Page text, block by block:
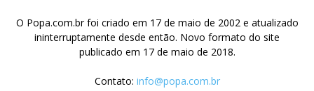
O Popa.com.br foi criado em 17 de maio de 2002 e atualizado
ininterruptamente desde então. Novo formato do site
publicado em 17 de maio de 2018.
Contato: info@popa.com.br